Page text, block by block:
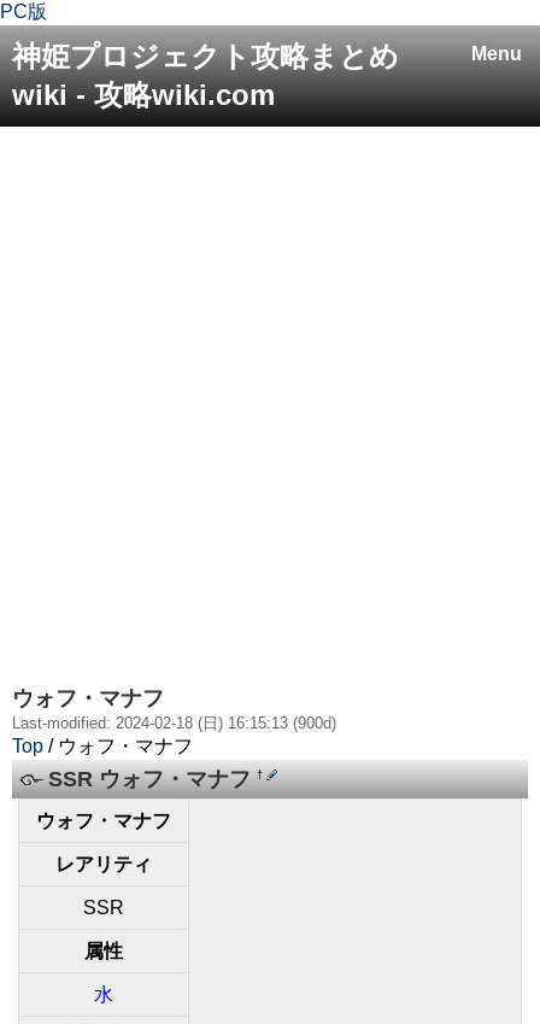
PC版
Menu
神姫プロジェクト攻略まとめ
wiki - 攻略wiki.com
ウォフ・マナフ
Last-modified: 2024-02-18 (日) 16:15:13 (900d)
Top / ウォフ・マナフ
SSR ウォフ・マナフ†
ウォフ・マナフ
レアリティ
SSR
属性
水